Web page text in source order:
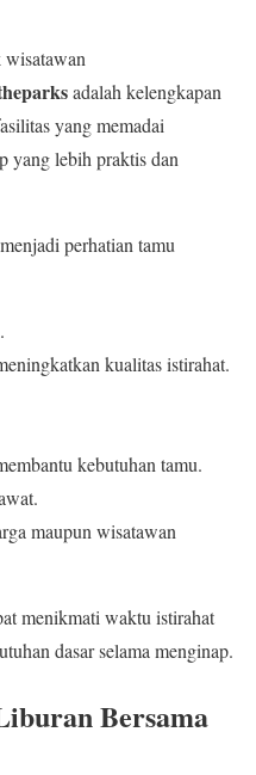
wisatawan
adalah kelengkapan
yang memadai
yang lebih praktis dan
perhatian tamu
kualitas istirahat.
kebutuhan tamu.
maupun wisatawan
menikmati waktu istirahat
dasar selama menginap.
Bersama